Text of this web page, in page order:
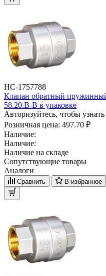
НС-1757788
Клапан обратный
58.20.В-В в упаковке
Авторизуйтесь, чтобы
Розничная цена: 497.70 ₽
Наличие:
Наличие:
Наличие на складе
Сопутствующие товары
Аналоги
Сравнить В избранное